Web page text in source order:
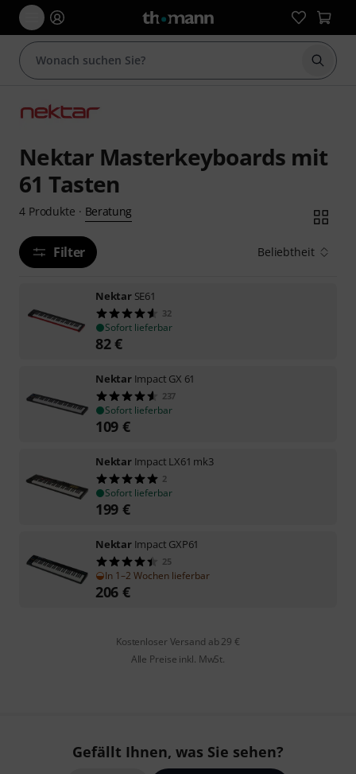
Suche
Nektar Masterkeyboards mit
61 Tasten
4 Produkte · Beratung
Filter Beliebtheit
Nektar SE61
32
Sofort lieferbar
82€
Nektar Impact GX 61
237
Sofort lieferbar
109 €
Nektar Impact LX61 mk3
2
Sofort lieferbar
199 €
Nektar Impact GXP61
25
In 1–2 Wochen lieferbar
206 €
Kostenloser Versand ab 29 €
Alle Preise inkl. MwSt.
Gefällt Ihnen, was Sie sehen?